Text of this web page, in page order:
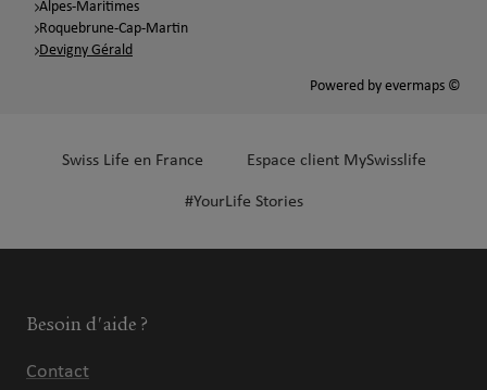
Alpes-Maritimes
Roquebrune-Cap-Martin
Devigny Gérald
Powered by evermaps ©
Swiss Life en France Espace client MySwisslife
#YourLife Stories
Besoin d'aide ?
Contact